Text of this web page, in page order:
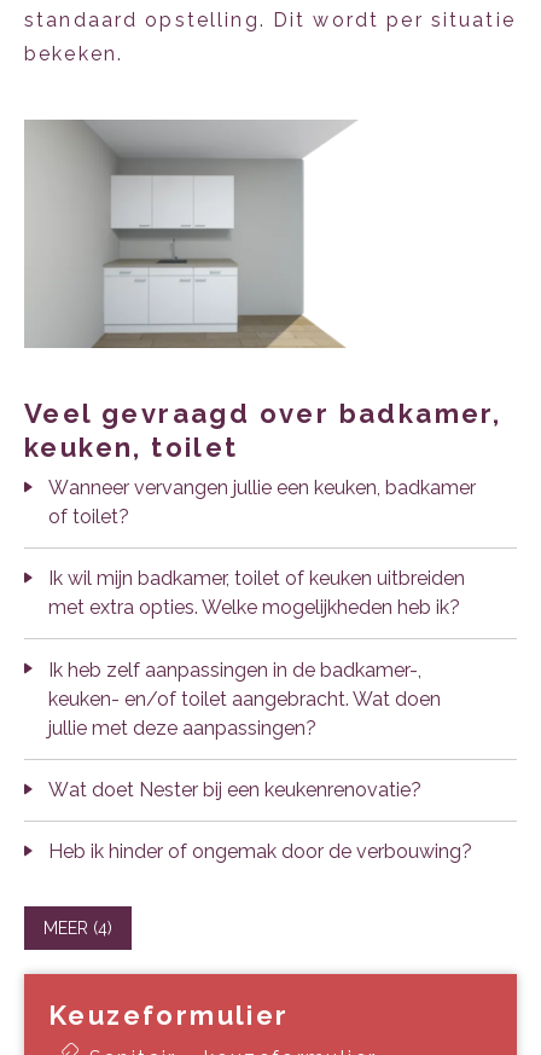
standaard opstelling. Dit wordt per situatie
bekeken.
veel gevraagd over badkamer,
keuken, toilet
Wanneer vervangen jullie een keuken, badkamer
of toilet?
met extra opties. Welke mogelijkheden heb ik?
Ik heb zelf aanpassingen in de badkamer-,
keuken- en/of toilet aangebracht. Wat doen
jullie met deze aanpassingen?
Wat doet Nester bij een keukenrenovatie?
Heb ik hinder of ongemak door de verbouwing?
MEER (4)
Keuzeformulier